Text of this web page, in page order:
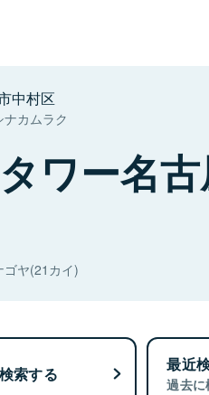
中村区
カムラク
ワー名古
ゴヤ(21カイ)
索する 最近
過去に